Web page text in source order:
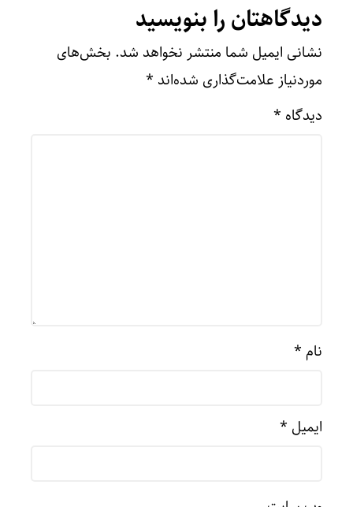
دیدگاهتان را بنویسید
نشانی ایمیل شما منتشر نخواهد شد. بخش‌های
موردنیاز علامت‌گذاری شده‌اند *
دیدگاه *
نام *
ایمیل *